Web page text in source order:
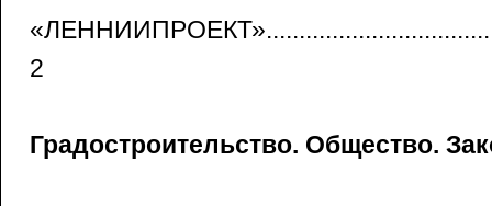
2
Градостроительство. Общество.